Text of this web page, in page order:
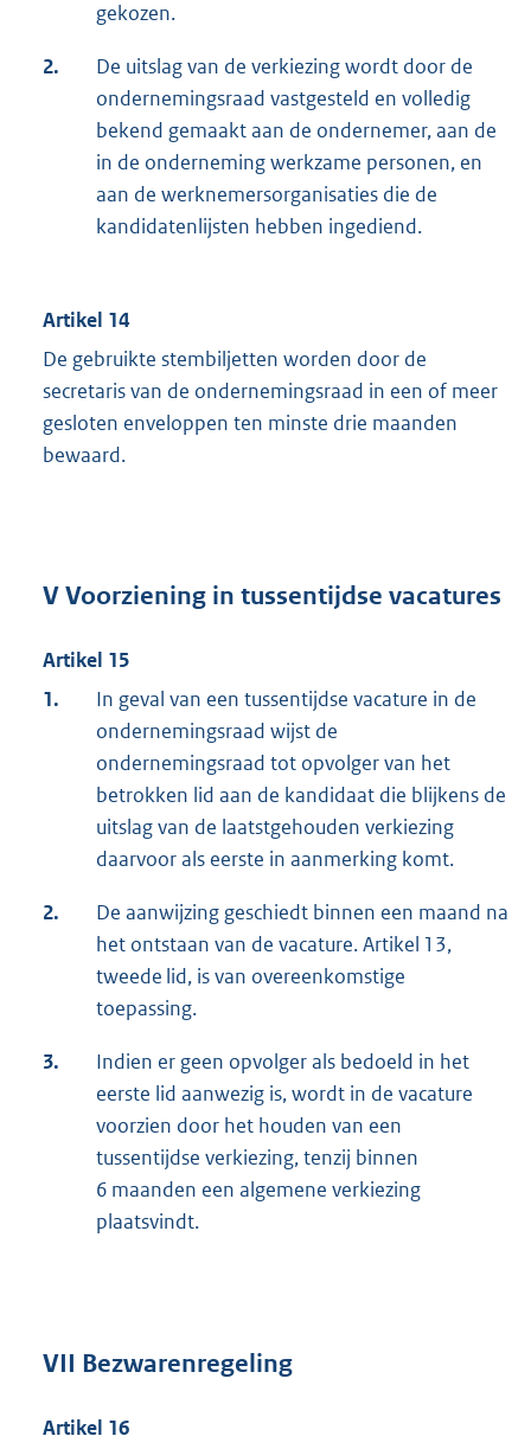
gekozen.
2.
De uitslag van de verkiezing wordt door de
ondernemingsraad vastgesteld en volledig
bekend gemaakt aan de ondernemer, aan de
in de onderneming werkzame personen, en
aan de werknemersorganisaties die de
kandidatenlijsten hebben ingediend.
Artikel 14
De gebruikte stembiljetten worden door de
secretaris van de ondernemingsraad in een of meer
gesloten enveloppen ten minste drie maanden
bewaard.
V Voorziening in tussentijdse vacatures
Artikel 15
1.
In geval van een tussentijdse vacature in de
ondernemingsraad wijst de
ondernemingsraad tot opvolger van het
betrokken lid aan de kandidaat die blijkens de
uitslag van de laatstgehouden verkiezing
daarvoor als eerste in aanmerking komt.
2.
De aanwijzing geschiedt binnen een maand na
het ontstaan van de vacature. Artikel 13,
tweede lid, is van overeenkomstige
toepassing.
3.
Indien er geen opvolger als bedoeld in het
eerste lid aanwezig is, wordt in de vacature
voorzien door het houden van een
tussentijdse verkiezing, tenzij binnen
6 maanden een algemene verkiezing
plaatsvindt.
VII Bezwarenregeling
Artikel 16